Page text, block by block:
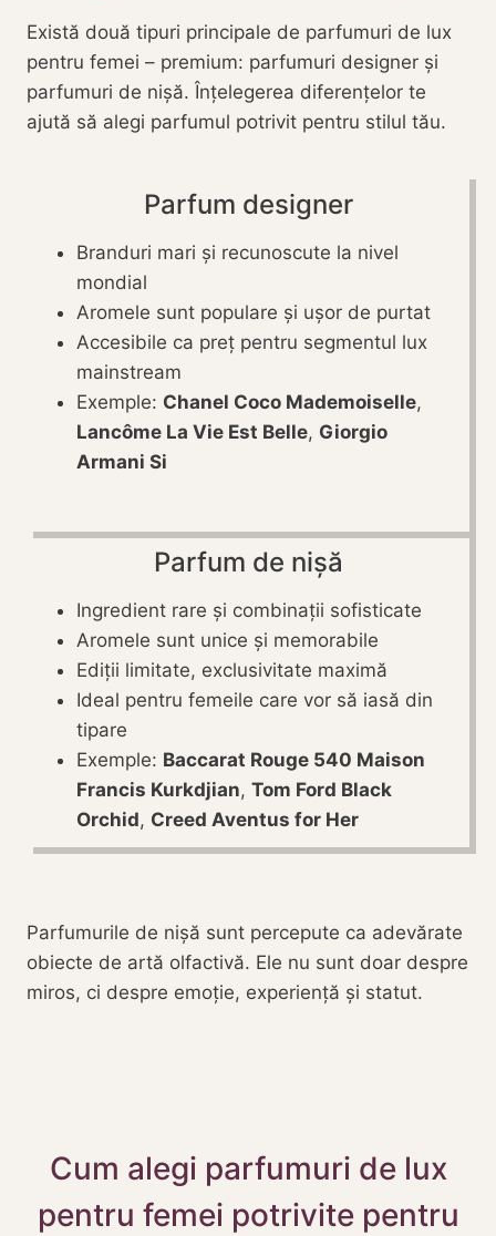
Există două tipuri principale de parfumuri de lux
pentru femei – premium: parfumuri designer și
parfumuri de nișă. Înțelegerea diferențelor te
ajută să alegi parfumul potrivit pentru stilul tău.
Parfum designer
Branduri mari și recunoscute la nivel
mondial
Aromele sunt populare și ușor de purtat
Accesibile ca preț pentru segmentul lux
mainstream
Exemple: Chanel Coco Mademoiselle,
Lancôme La Vie Est Belle, Giorgio
Armani Si
Parfum de nișă
Ingredient rare și combinații sofisticate
Aromele sunt unice și memorabile
Ediții limitate, exclusivitate maximă
Ideal pentru femeile care vor să iasă din
tipare
Exemple: Baccarat Rouge 540 Maison
Francis Kurkdjian, Tom Ford Black
Orchid, Creed Aventus for Her
Parfumurile de nișă sunt percepute ca adevărate
obiecte de artă olfactivă. Ele nu sunt doar despre
miros, ci despre emoție, experiență și statut.
Cum alegi parfumuri de lux
pentru femei potrivite pentru